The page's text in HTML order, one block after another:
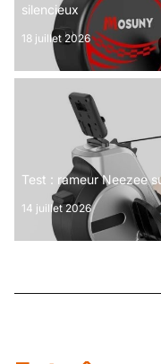
silencieux
18 juillet 2026
Test : rameur Neezee
14 juillet 2026